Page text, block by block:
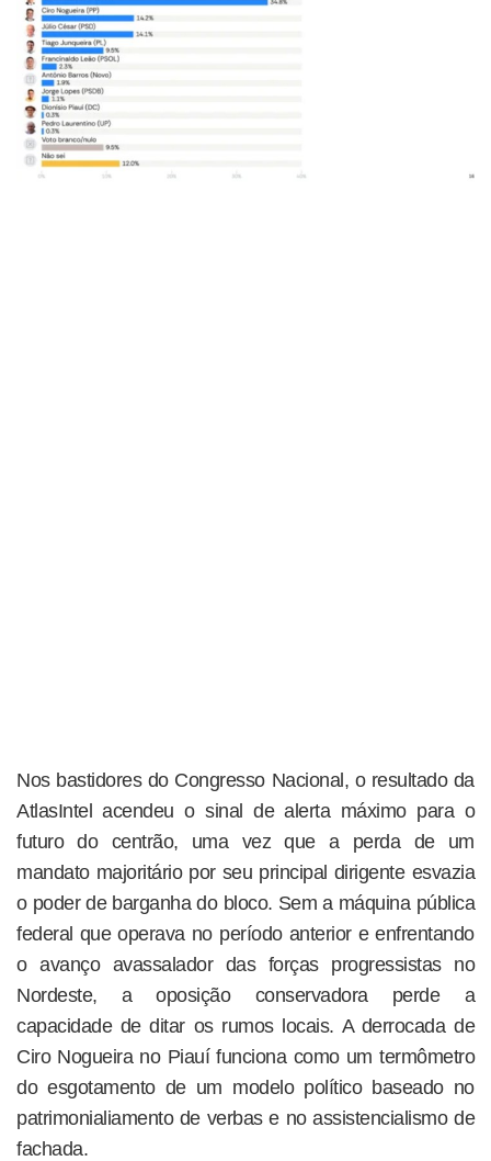
Nos bastidores do Congresso Nacional, o resultado da
AtlasIntel acendeu o sinal de alerta máximo para o
futuro do centrão, uma vez que a perda de um
mandato majoritário por seu principal dirigente esvazia
o poder de barganha do bloco. Sem a máquina pública
federal que operava no período anterior e enfrentando
o avanço avassalador das forças progressistas no
Nordeste, a oposição conservadora perde a
capacidade de ditar os rumos locais. A derrocada de
Ciro Nogueira no Piauí funciona como um termômetro
do esgotamento de um modelo político baseado no
patrimonialiamento de verbas e no assistencialismo de
fachada.